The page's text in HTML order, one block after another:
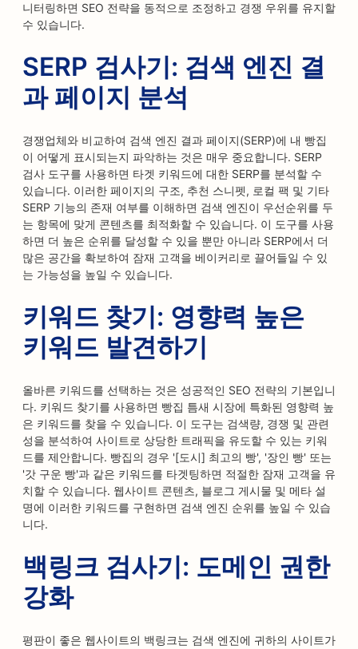
니터링하면 SEO 전략을 동적으로 조정하고 경쟁 우위를 유지할
수 있습니다.
SERP 검사기: 검색 엔진 결
과 페이지 분석
경쟁업체와 비교하여 검색 엔진 결과 페이지(SERP)에 내 빵집
이 어떻게 표시되는지 파악하는 것은 매우 중요합니다. SERP
검사 도구를 사용하면 타겟 키워드에 대한 SERP를 분석할 수
있습니다. 이러한 페이지의 구조, 추천 스니펫, 로컬 팩 및 기타
SERP 기능의 존재 여부를 이해하면 검색 엔진이 우선순위를 두
는 항목에 맞게 콘텐츠를 최적화할 수 있습니다. 이 도구를 사용
하면 더 높은 순위를 달성할 수 있을 뿐만 아니라 SERP에서 더
많은 공간을 확보하여 잠재 고객을 베이커리로 끌어들일 수 있
는 가능성을 높일 수 있습니다.
키워드 찾기: 영향력 높은
키워드 발견하기
올바른 키워드를 선택하는 것은 성공적인 SEO 전략의 기본입니
다. 키워드 찾기를 사용하면 빵집 틈새 시장에 특화된 영향력 높
은 키워드를 찾을 수 있습니다. 이 도구는 검색량, 경쟁 및 관련
성을 분석하여 사이트로 상당한 트래픽을 유도할 수 있는 키워
드를 제안합니다. 빵집의 경우 '[도시] 최고의 빵', '장인 빵' 또는
'갓 구운 빵'과 같은 키워드를 타겟팅하면 적절한 잠재 고객을 유
치할 수 있습니다. 웹사이트 콘텐츠, 블로그 게시물 및 메타 설
명에 이러한 키워드를 구현하면 검색 엔진 순위를 높일 수 있습
니다.
백링크 검사기: 도메인 권한
강화
평판이 좋은 웹사이트의 백링크는 검색 엔진에 귀하의 사이트가